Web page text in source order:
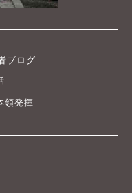
ブログ
領発揮